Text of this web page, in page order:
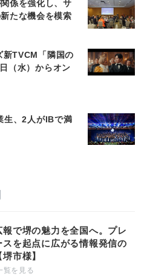
係を強化し、サ
たな機会を模索
新TVCM「隣国の
（水）からオン
生、2人がIBで満
報で堺の魅力を全国へ。プレ
スを起点に広がる情報発信の
市様】
覧を見る